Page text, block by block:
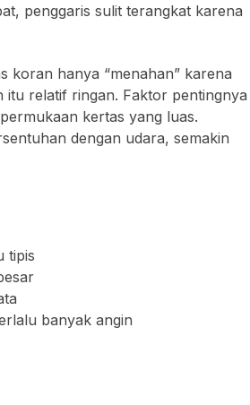
penggaris sulit terangkat karena
koran hanya “menahan” karena
itu relatif ringan. Faktor pentingnya
kertas yang luas.
dengan udara, semakin
tipis
banyak angin